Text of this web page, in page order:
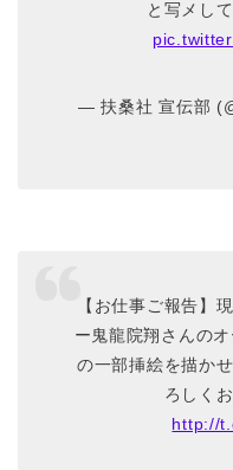
と写メし
— 扶桑社 宣伝部
【お仕事ご報告】
ー鬼龍院翔さんの
の一部挿絵を描か
ろしく
http://